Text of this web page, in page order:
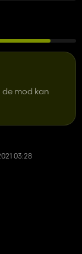
de mod kan
03:28